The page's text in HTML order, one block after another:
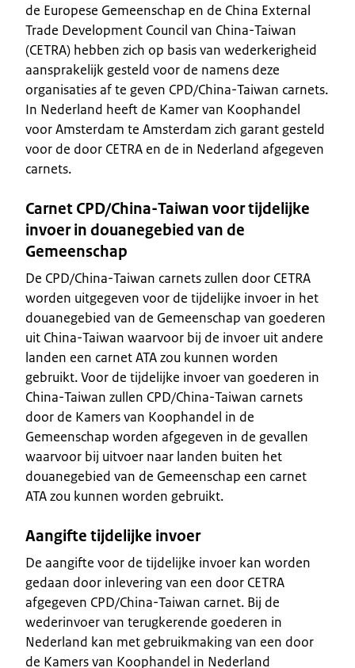
de Europese Gemeenschap en de China External
Trade Development Council van China-Taiwan
(CETRA) hebben zich op basis van wederkerigheid
aansprakelijk gesteld voor de namens deze
organisaties af te geven CPD/China-Taiwan carnets.
In Nederland heeft de Kamer van Koophandel
voor Amsterdam te Amsterdam zich garant gesteld
voor de door CETRA en de in Nederland afgegeven
carnets.
Carnet CPD/China-Taiwan voor tijdelijke
invoer in douanegebied van de
Gemeenschap
De CPD/China-Taiwan carnets zullen door CETRA
worden uitgegeven voor de tijdelijke invoer in het
douanegebied van de Gemeenschap van goederen
uit China-Taiwan waarvoor bij de invoer uit andere
landen een carnet ATA zou kunnen worden
gebruikt. Voor de tijdelijke invoer van goederen in
China-Taiwan zullen CPD/China-Taiwan carnets
door de Kamers van Koophandel in de
Gemeenschap worden afgegeven in de gevallen
waarvoor bij uitvoer naar landen buiten het
douanegebied van de Gemeenschap een carnet
ATA zou kunnen worden gebruikt.
Aangifte tijdelijke invoer
De aangifte voor de tijdelijke invoer kan worden
gedaan door inlevering van een door CETRA
afgegeven CPD/China-Taiwan carnet. Bij de
wederinvoer van terugkerende goederen in
Nederland kan met gebruikmaking van een door
de Kamers van Koophandel in Nederland